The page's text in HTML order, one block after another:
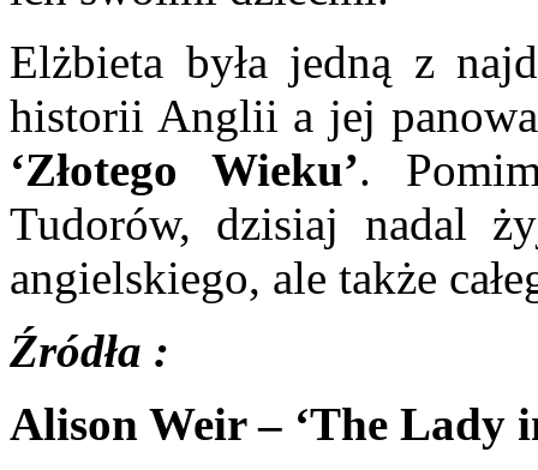
Elżbieta była jedną z
historii Anglii a jej
‘Złotego Wieku’.
Tudorów, dzisiaj nadal
angielskiego, ale także
Źródła :
Alison Weir – ‘The Lady